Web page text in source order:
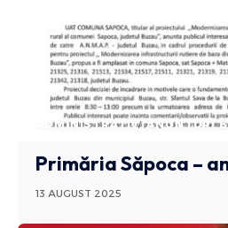
ADMINISTRATIV ANUNTURI
Primăria Săpoca –
13 AUGUST 2025